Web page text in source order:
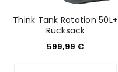
Think Tank Rotation 50L+
Rucksack
599,99 €